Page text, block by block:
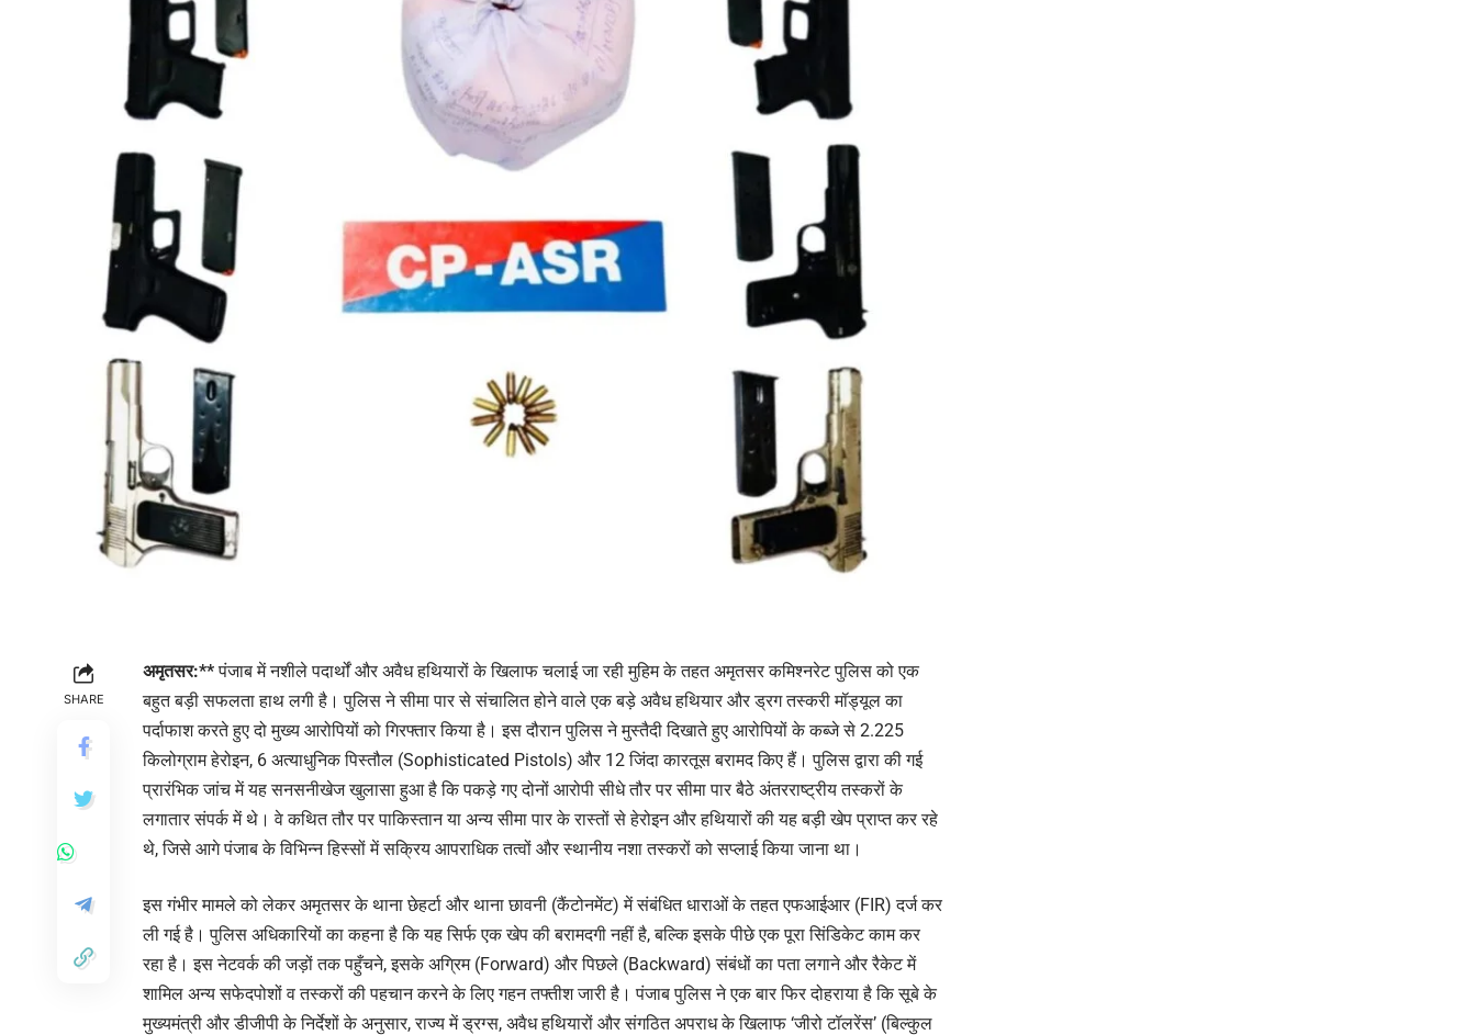
SHARE
अमृतसर:**पंजाब में नशीले पदार्थों और अवैध हथियारों के खिलाफ चलाई जा रही मुहिम के तहत अमृतसर कमिश्नरेट पुलिस को एक
बहुत बड़ी सफलता हाथ लगी है। पुलिस ने सीमा पार से संचालित होने वाले एक बड़े अवैध हथियार और ड्रग तस्करी मॉड्यूल का
पर्दाफाश करते हुए दो मुख्य आरोपियों को गिरफ्तार किया है। इस दौरान पुलिस ने मुस्तैदी दिखाते हुए आरोपियों के कब्जे से 2.225
किलोग्राम हेरोइन, 6 अत्याधुनिक पिस्तौल (Sophisticated Pistols) और 12 जिंदा कारतूस बरामद किए हैं। पुलिस द्वारा की गई
प्रारंभिक जांच में यह सनसनीखेज खुलासा हुआ है कि पकड़े गए दोनों आरोपी सीधे तौर पर सीमा पार बैठे अंतरराष्ट्रीय तस्करों के
लगातार संपर्क में थे। वे कथित तौर पर पाकिस्तान या अन्य सीमा पार के रास्तों से हेरोइन और हथियारों की यह बड़ी खेप प्राप्त कर रहे
थे, जिसे आगे पंजाब के विभिन्न हिस्सों में सक्रिय आपराधिक तत्वों और स्थानीय नशा तस्करों को सप्लाई किया जाना था।
इस गंभीर मामले को लेकर अमृतसर के थाना छेहर्टा और थाना छावनी (कैंटोनमेंट) में संबंधित धाराओं के तहत एफआईआर (FIR) दर्ज कर
ली गई है। पुलिस अधिकारियों का कहना है कि यह सिर्फ एक खेप की बरामदगी नहीं है, बल्कि इसके पीछे एक पूरा सिंडिकेट काम कर
रहा है। इस नेटवर्क की जड़ों तक पहुँचने, इसके अग्रिम (Forward) और पिछले (Backward) संबंधों का पता लगाने और रैकेट में
शामिल अन्य सफेदपोशों व तस्करों की पहचान करने के लिए गहन तफ्तीश जारी है। पंजाब पुलिस ने एक बार फिर दोहराया है कि सूबे के
मुख्यमंत्री और डीजीपी के निर्देशों के अनुसार, राज्य में ड्रग्स, अवैध हथियारों और संगठित अपराध के खिलाफ ‘जीरो टॉलरेंस’ (बिल्कुल